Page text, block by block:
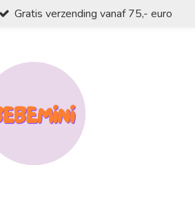
Gratis verzending vanaf 75,- euro